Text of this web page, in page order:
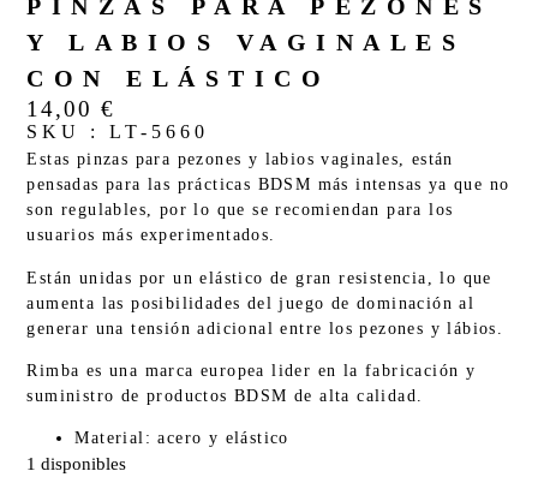
PINZAS PARA PEZONES
Y LABIOS VAGINALES
CON ELÁSTICO
14,00€
SKU : LT-5660
Estas pinzas para pezones y labios vaginales, están
pensadas para las prácticas BDSM más intensas ya que no
son regulables, por lo que se recomiendan para los
usuarios más experimentados.
Están unidas por un elástico de gran resistencia, lo que
aumenta las posibilidades del juego de dominación al
generar una tensión adicional entre los pezones y lábios.
Rimba es una marca europea lider en la fabricación y
suministro de productos BDSM de alta calidad.
Material: acero y elástico
1 disponibles